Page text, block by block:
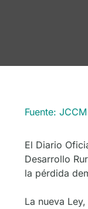
Fuente: JCCM
El Diario
Desarrollo
la pérdida
La nueva